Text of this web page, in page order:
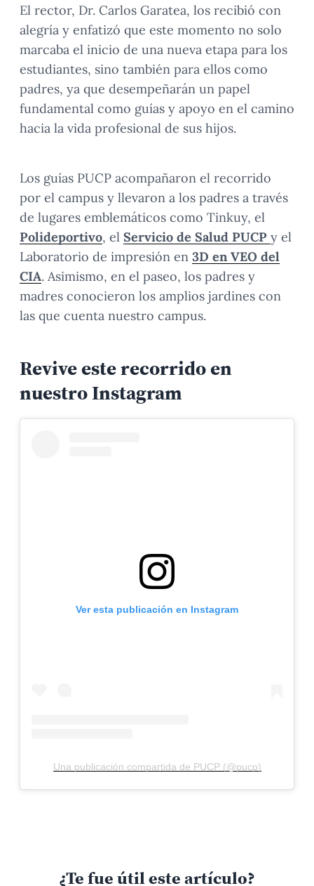
El rector, Dr. Carlos Garatea, los recibió con
alegría y enfatizó que este momento no solo
marcaba el inicio de una nueva etapa para los
estudiantes, sino también para ellos como
padres, ya que desempeñarán un papel
fundamental como guías y apoyo en el camino
hacia la vida profesional de sus hijos.
Los guías PUCP acompañaron el recorrido
por el campus y llevaron a los padres a través
de lugares emblemáticos como Tinkuy, el
Polideportivo, el Servicio de Salud PUCP y el
Laboratorio de impresión en 3D en VEO del
CIA. Asimismo, en el paseo, los padres y
madres conocieron los amplios jardines con
las que cuenta nuestro campus.
Revive este recorrido en
nuestro Instagram
Ver esta publicación en Instagram
Una publicación compartida de PUCP (@pucp)
¿Te fue útil este artículo?